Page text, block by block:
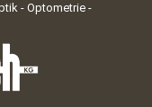
- Optometrie -